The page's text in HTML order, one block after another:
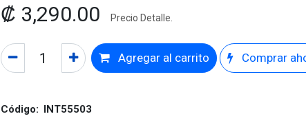
₡ 3,290.00 Precio Detalle.
Agregar al carrito Comprar
Código: INT55503